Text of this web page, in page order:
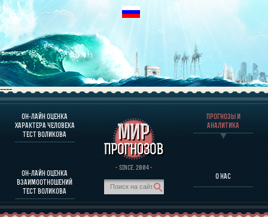
----
ОН-ЛАЙН ОЦЕНКА
ХАРАКТЕРА ЧЕЛОВЕКА
ТЕСТ ВОЛИКОВА
ОН-ЛАЙН ОЦЕНКА
ВЗАИМООТНОШЕНИЙ
ТЕСТ ВОЛИКОВА
· SINCE. 2004 ·
ПРОГНОЗЫ И
АНАЛИТИКА
О НАС
О ПРОГРАММЕ
ОЦЕНКА ХАРАКТЕРA ЧЕЛОВЕКА
ОЦЕНКА ХАРАКТЕРА ВЫДАЮЩИХСЯ ЛИЧНОСТЕЙ
О ПРОГРАММЕ
ПРОГНОЗЫ И АНАЛИТИКА